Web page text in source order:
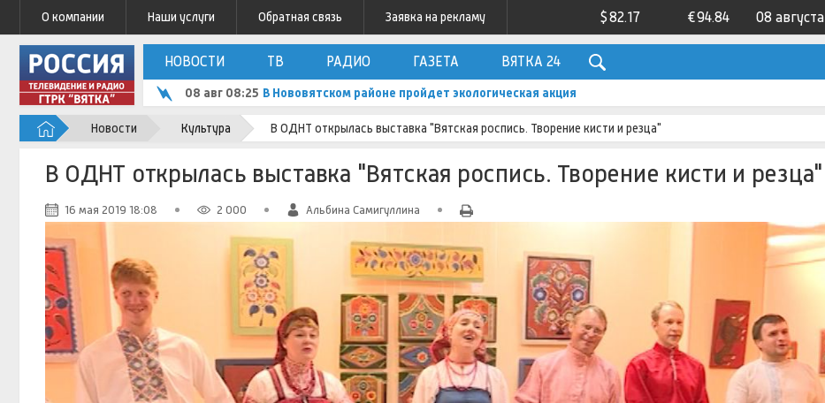
О компании Наши услуги Обратная связь Заявка на рекламу $82.17 €94.84 08 августа
НОВОСТИ ТВ РАДИО ГАЗЕТА ВЯТКА 24
08 авг 08:25 В Нововятском районе пройдет экологическая акция
Новости Культура В ОДНТ открылась выставка "Вятская роспись. Творение кисти и резца"
В ОДНТ открылась выставка "Вятская роспись. Творение кисти и резца"
16 мая 2019 18:08 2 000 Альбина Самигуллина